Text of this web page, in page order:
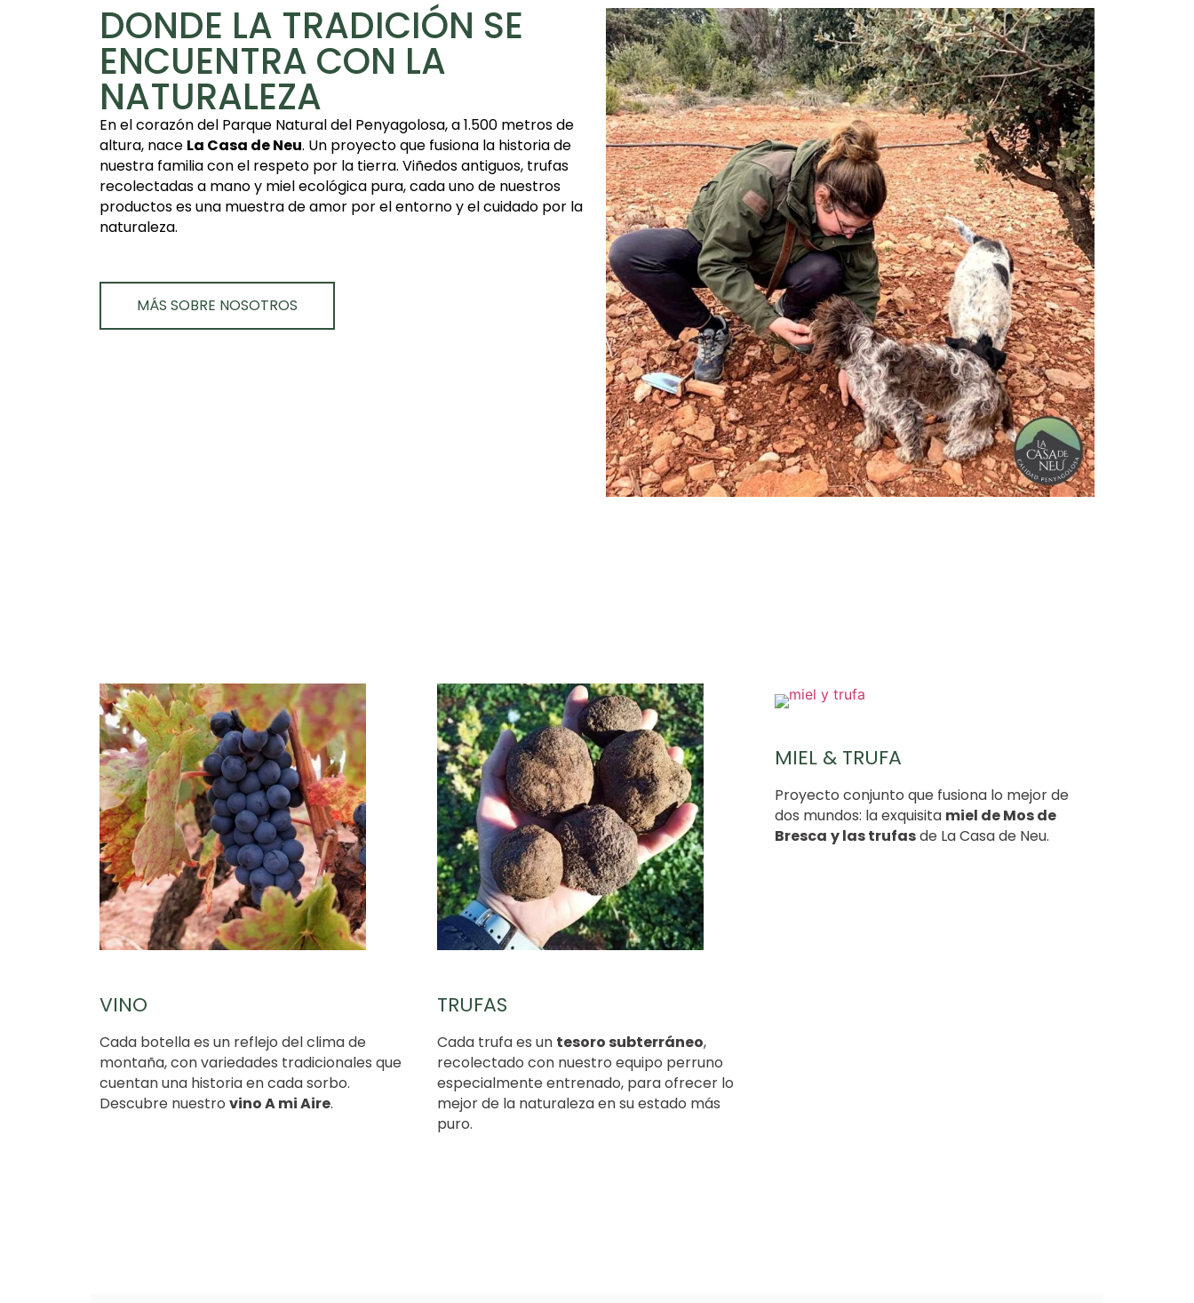
DONDE LA TRADICIÓN SE
ENCUENTRA CON LA
NATURALEZA
En el corazón del Parque Natural del Penyagolosa, a 1.500 metros de
altura, nace La Casa de Neu. Un proyecto que fusiona la historia de
nuestra familia con el respeto por la tierra. Viñedos antiguos, trufas
recolectadas a mano y miel ecológica pura, cada uno de nuestros
productos es una muestra de amor por el entorno y el cuidado por la
naturaleza.
MÁS SOBRE NOSOTROS
VINO
Cada botella es un reflejo del clima de
montaña, con variedades tradicionales que
cuentan una historia en cada sorbo.
Descubre nuestro vino A mi Aire.
TRUFAS
Cada trufa es un tesoro subterráneo,
recolectado con nuestro equipo perruno
especialmente entrenado, para ofrecer lo
mejor de la naturaleza en su estado más
puro.
MIEL & TRUFA
Proyecto conjunto que fusiona lo mejor de
dos mundos: la exquisita miel de Mos de
Bresca y las trufasde La Casa de Neu.